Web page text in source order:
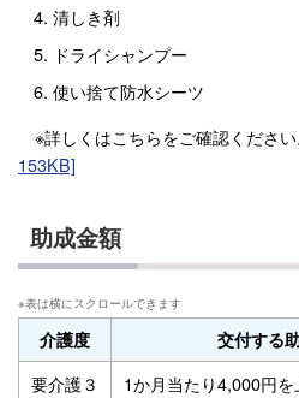
清しき剤
ドライシャンプー
使い捨て防水シーツ
※詳しくはこちらをご確認ください
153KB]
助成金額
介護度 交付する
要介護３
1か月当たり4,000円